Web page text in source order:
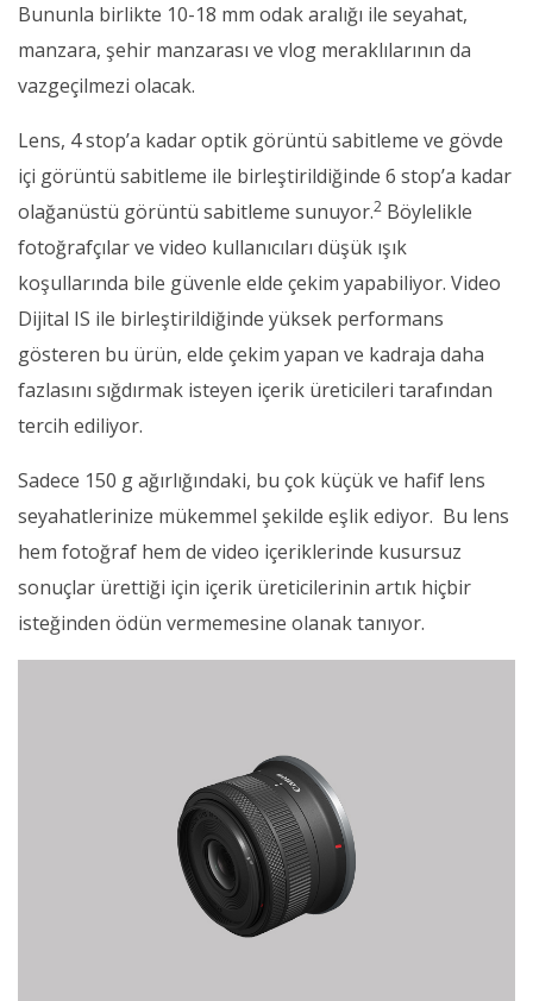
Bununla birlikte 10-18 mm odak aralığı ile seyahat,
manzara, şehir manzarası ve vlog meraklılarının da
vazgeçilmezi olacak.
Lens, 4 stop’a kadar optik görüntü sabitleme ve gövde
içi görüntü sabitleme ile birleştirildiğinde 6 stop’a kadar
olağanüstü görüntü sabitleme sunuyor.2 Böylelikle
fotoğrafçılar ve video kullanıcıları düşük ışık
koşullarında bile güvenle elde çekim yapabiliyor. Video
Dijital IS ile birleştirildiğinde yüksek performans
gösteren bu ürün, elde çekim yapan ve kadraja daha
fazlasını sığdırmak isteyen içerik üreticileri tarafından
tercih ediliyor.
Sadece 150 g ağırlığındaki, bu çok küçük ve hafif lens
seyahatlerinize mükemmel şekilde eşlik ediyor. Bu lens
hem fotoğraf hem de video içeriklerinde kusursuz
sonuçlar ürettiği için içerik üreticilerinin artık hiçbir
isteğinden ödün vermemesine olanak tanıyor.